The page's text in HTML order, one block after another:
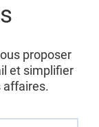
proposer
et simplifier
affaires.